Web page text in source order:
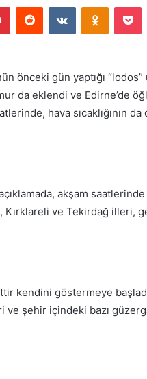
PinterestReddit VKontakte
önceki gün yaptığı “lodos”
da eklendi ve Edirne’de
hava sıcaklığının
akşam
ve Tekirdağ illeri,
kendini göstermeye
ve şehir içindeki bazı